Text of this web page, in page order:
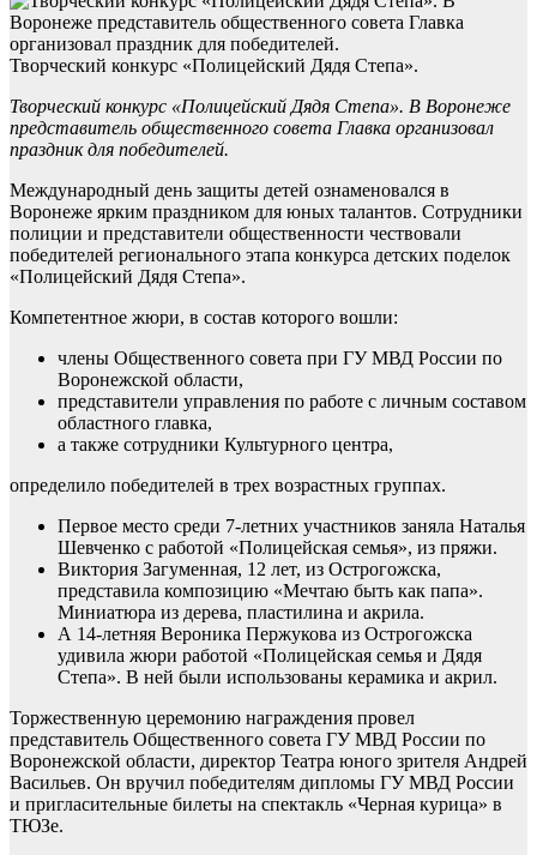
Творческий конкурс «Полицейский Дядя Степа».
Творческий конкурс «Полицейский Дядя Степа». В Воронеже
представитель общественного совета Главка организовал
праздник для победителей.
Международный день защиты детей ознаменовался в
Воронеже ярким праздником для юных талантов. Сотрудники
полиции и представители общественности чествовали
победителей регионального этапа конкурса детских поделок
«Полицейский Дядя Степа».
Компетентное жюри, в состав которого вошли:
члены Общественного совета при ГУ МВД России по
Воронежской области,
представители управления по работе с личным составом
областного главка,
а также сотрудники Культурного центра,
определило победителей в трех возрастных группах.
Первое место среди 7-летних участников заняла Наталья
Шевченко с работой «Полицейская семья», из пряжи.
Виктория Загуменная, 12 лет, из Острогожска,
представила композицию «Мечтаю быть как папа».
Миниатюра из дерева, пластилина и акрила.
А 14-летняя Вероника Пержукова из Острогожска
удивила жюри работой «Полицейская семья и Дядя
Степа». В ней были использованы керамика и акрил.
Торжественную церемонию награждения провел
представитель Общественного совета ГУ МВД России по
Воронежской области, директор Театра юного зрителя Андрей
Васильев. Он вручил победителям дипломы ГУ МВД России
и пригласительные билеты на спектакль «Черная курица» в
ТЮЗе.